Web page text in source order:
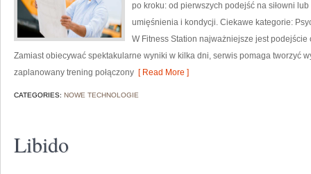
po kroku: od pierwszych podejść na siłowni
umięśnienia i kondycji. Ciekawe kategorie:
W Fitness Station najważniejsze jest
Zamiast obiecywać spektakularne wyniki w kilka dni, serwis pomaga tworzyć
zaplanowany trening połączony [ Read More ]
CATEGORIES: NOWE TECHNOLOGIE
Libido